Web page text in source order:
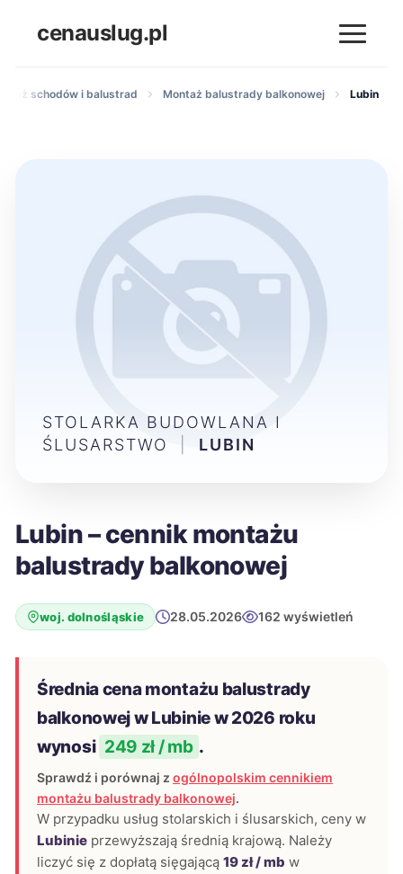
cenauslug.pl
schodów i balustrad Montaż balustrady balkonowej Lubin
Lubin – cennik montażu
balustrady balkonowej
woj. dolnośląskie 28.05.2026 162 wyświetleń
Średnia cena montażu balustrady
balkonowej w Lubinie w 2026 roku
wynosi 249 zł / mb .
Sprawdź i porównaj z ogólnopolskim cennikiem
montażu balustrady balkonowej.
W przypadku usług stolarskich i ślusarskich, ceny w
Lubinie przewyższają średnią krajową. Należy
liczyć się z dopłatą sięgającą 19 zł / mb w
STOLARKA BUDOWLANA I
ŚLUSARSTWO
LUBIN